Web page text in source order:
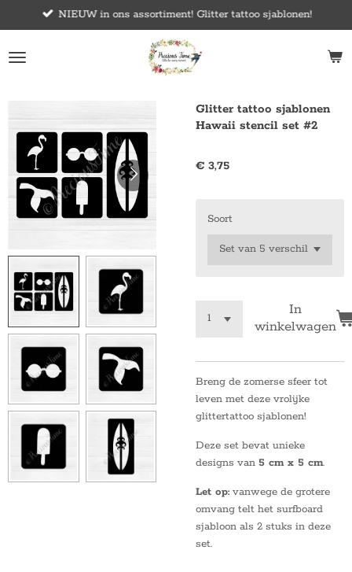
direct
naar
de
NIEUW in ons assortiment! Glitter tattoo sjablonen!
Glitter tattoo sjablonen
Hawaii stencil set #2
€ 3,75
Soort
In
winkelwagen
Breng de zomerse sfeer tot
leven met deze vrolijke
glittertattoo sjablonen!
Deze set bevat unieke
designs van 5 cm x 5 cm.
Let op: vanwege de grotere
omvang telt het surfboard
sjabloon als 2 stuks in deze
set.